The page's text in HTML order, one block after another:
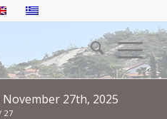
November 27th, 2025
27